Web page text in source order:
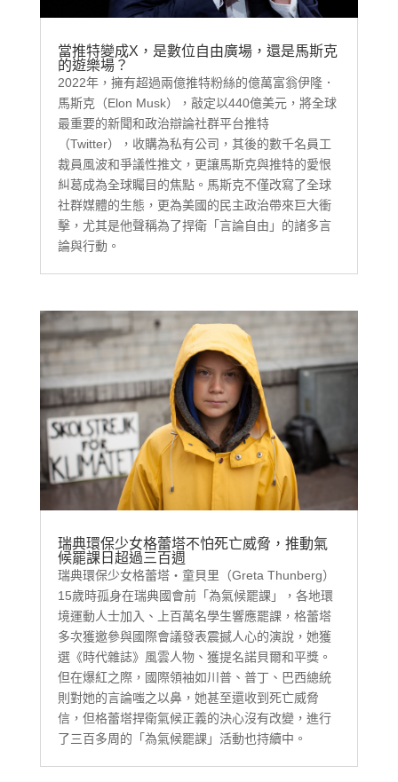
當推特變成X，是數位自由廣場，還是馬斯克
的遊樂場？
2022年，擁有超過兩億推特粉絲的億萬富翁伊隆．
馬斯克（Elon Musk），敲定以440億美元，將全球
最重要的新聞和政治辯論社群平台推特
（Twitter），收購為私有公司，其後的數千名員工
裁員風波和爭議性推文，更讓馬斯克與推特的愛恨
糾葛成為全球矚目的焦點。馬斯克不僅改寫了全球
社群媒體的生態，更為美國的民主政治帶來巨大衝
擊，尤其是他聲稱為了捍衛「言論自由」的諸多言
論與行動。
瑞典環保少女格蕾塔不怕死亡威脅，推動氣
候罷課日超過三百週
瑞典環保少女格蕾塔・童貝里（Greta Thunberg）
15歲時孤身在瑞典國會前「為氣候罷課」，各地環
境運動人士加入、上百萬名學生響應罷課，格蕾塔
多次獲邀參與國際會議發表震撼人心的演說，她獲
選《時代雜誌》風雲人物、獲提名諾貝爾和平獎。
但在爆紅之際，國際領袖如川普、普丁、巴西總統
則對她的言論嗤之以鼻，她甚至還收到死亡威脅
信，但格蕾塔捍衛氣候正義的決心沒有改變，進行
了三百多周的「為氣候罷課」活動也持續中。